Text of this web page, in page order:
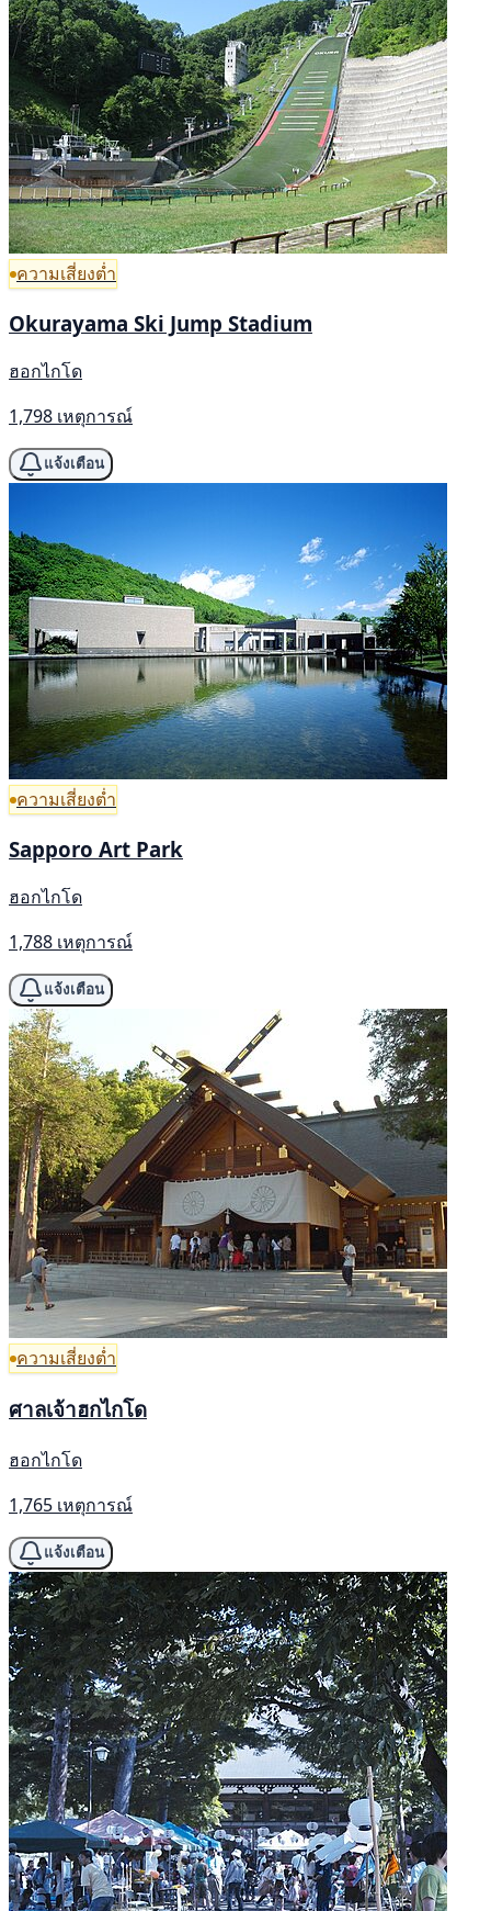
ความเสี่ยงต่ำ
Okurayama Ski Jump Stadium
ฮอกไกโด
1,798 เหตุการณ์
แจ้งเตือน
ความเสี่ยงต่ำ
Sapporo Art Park
ฮอกไกโด
1,788 เหตุการณ์
แจ้งเตือน
ความเสี่ยงต่ำ
ศาลเจ้าฮกไกโด
ฮอกไกโด
1,765 เหตุการณ์
แจ้งเตือน